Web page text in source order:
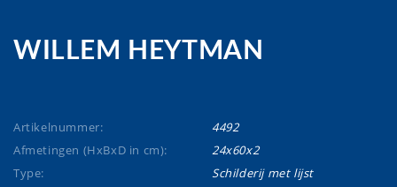
WILLEM HEYTMAN
Artikelnummer:
4492
Afmetingen (HxBxD in cm):
24x60x2
Type:
Schilderij met lijst